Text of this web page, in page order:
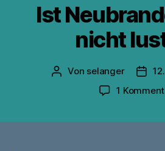
Ist
nicht
Beitragsautor
Von selanger
1